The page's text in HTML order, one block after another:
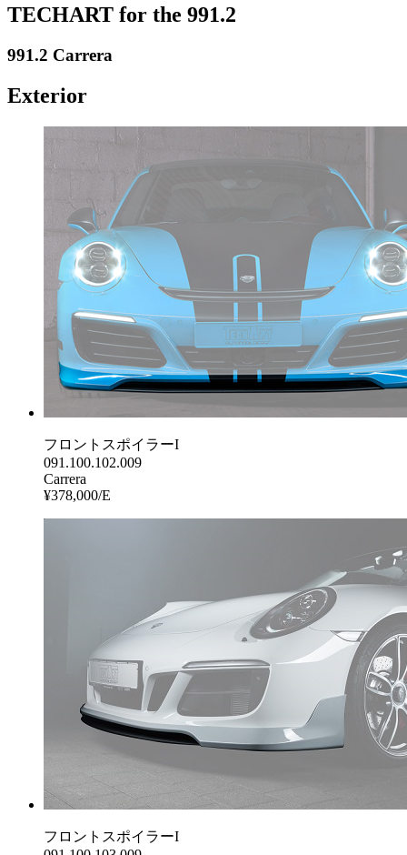
TECHART for the 991.2
991.2 Carrera
Exterior
フロントスポイラーI
091.100.102.009
Carrera
¥378,000/E
フロントスポイラーI